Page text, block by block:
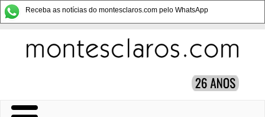
Receba as notícias do montesclaros.com pelo WhatsApp